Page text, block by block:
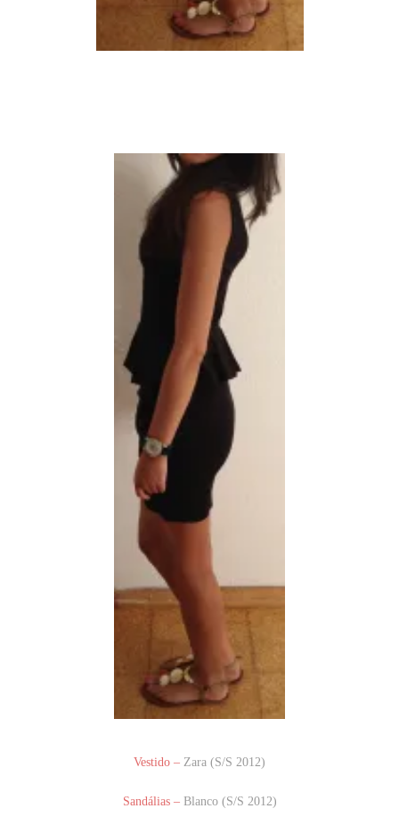
Vestido – Zara (S/S 2012)
Sandálias –Blanco (S/S 2012)